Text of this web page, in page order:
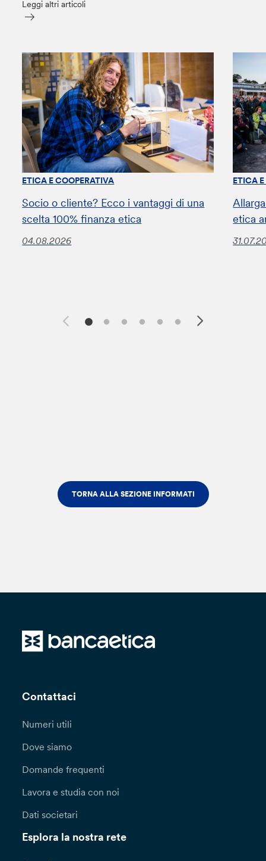
Leggi altri articoli
ETICA E COOPERATIVA
Socio o cliente? Ecco i vantaggi di una
scelta 100% finanza etica
04.08.2026
ETICA
etica
TORNA ALLA SEZIONE INFORMATI
Contattaci
Numeri utili
Dove siamo
Domande frequenti
Lavora e studia con noi
Dati societari
Esplora la nostra rete